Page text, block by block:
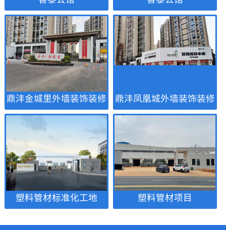
鼎沣金城里外墙装饰装修 鼎沣凤凰城外墙装饰装修
塑料管材标准化工地 塑料管材项目